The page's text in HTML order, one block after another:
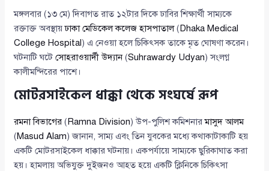
মঙ্গলবার (১৩ মে) দিবাগত রাত ১২টার দিকে ঢাবির শিক্ষার্থী সাম্যকে
রক্তাক্ত অবস্থায়ঢাকা মেডিকেল কলেজ হাসপাতাল(Dhaka Medical
College Hospital) এ নেওয়া হলে চিকিৎসক তাকে মৃত ঘোষণা করেন।
ঘটনাটি ঘটেসোহরাওয়ার্দী উদ্যান(Suhrawardy Udyan) সংলগ্ন
কালীমন্দিরের পাশে।
মোটরসাইকেল ধাক্কা থেকে সংঘর্ষে রূপ
রমনা বিভাগের (Ramna Division) উপ-পুলিশ কমিশনারমাসুদ আলম
(Masud Alam) জানান, সাম্য এবং তিন যুবকের মধ্যে কথাকাটাকাটি হয়
একটি মোটরসাইকেল ধাক্কার ঘটনায়। একপর্যায়ে সাম্যকে ছুরিকাঘাত করা
হয়। হামলায় অভিযুক্ত দুইজনও আহত হয়ে একটি ক্লিনিকে চিকিৎসা